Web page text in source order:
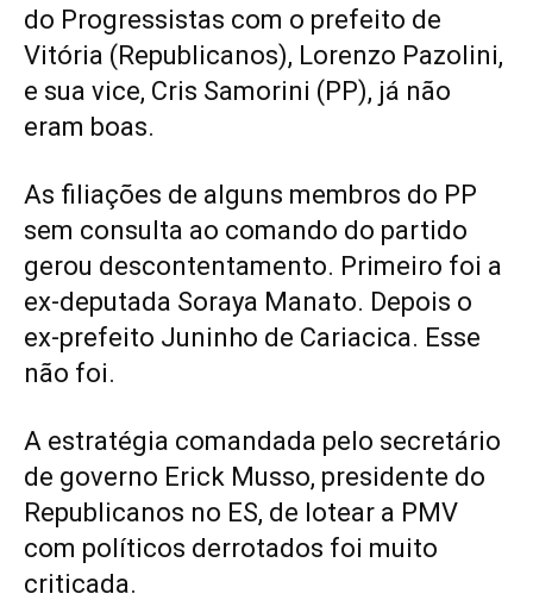
do Progressistas com o prefeito de
Vitória (Republicanos), Lorenzo Pazolini,
e sua vice, Cris Samorini (PP), já não
eram boas.
As filiações de alguns membros do PP
sem consulta ao comando do partido
gerou descontentamento. Primeiro foi a
ex-deputada Soraya Manato. Depois o
ex-prefeito Juninho de Cariacica. Esse
não foi.
A estratégia comandada pelo secretário
de governo Erick Musso, presidente do
Republicanos no ES, de lotear a PMV
com políticos derrotados foi muito
criticada.